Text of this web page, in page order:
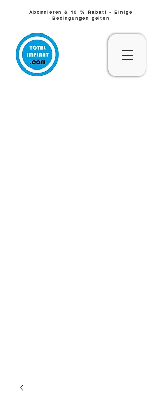
Abonnieren & 10 % Rabatt - Einige
Bedingungen gelten